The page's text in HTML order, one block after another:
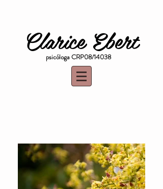
Clarice Ebert
psicóloga CRP08/14038